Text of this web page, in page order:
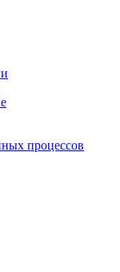
процессов